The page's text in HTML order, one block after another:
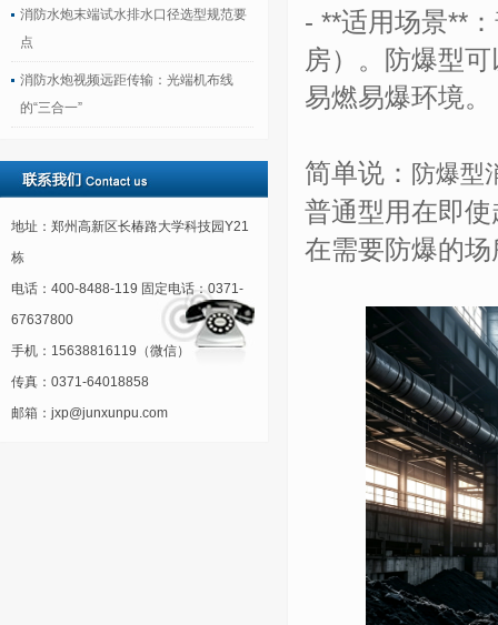
消防水炮末端试水排水口径选型规范要
点
消防水炮视频远距传输：光端机布线
的“三合一”
地址：郑州高新区长椿路大学科技园Y21
栋
电话：400-8488-119 固定电话：0371-
67637800
手机：15638816119（微信）
传真：0371-64018858
邮箱：jxp@junxunpu.com
- **适用场景**
房）。防爆型
易燃易爆环境。
简单说： 防爆型
普通型用在即
在需要防爆的